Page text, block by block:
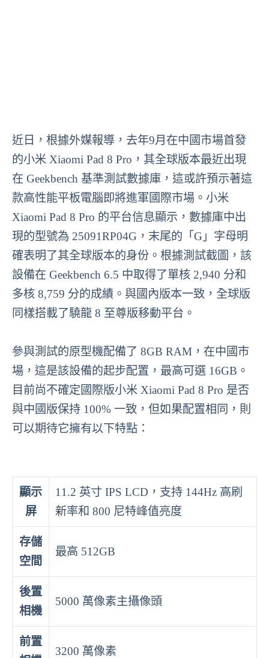
近日，根據外媒報導，去年9月在中國市場首發
的小米 Xiaomi Pad 8 Pro，其全球版本最近出現
在 Geekbench 基準測試數據庫，這或許預示著這
款高性能平板電腦即將進軍國際市場。小米
Xiaomi Pad 8 Pro 的平台信息顯示，數據庫中出
現的型號為 25091RP04G，末尾的「G」字母明
確表明了其全球版本的身份。根據測試截圖，該
設備在 Geekbench 6.5 中取得了單核 2,940 分和
多核 8,759 分的成績。與國內版本一致，全球版
同樣搭載了驍龍 8 至尊版移動平台。
參與測試的原型機配備了 8GB RAM，在中國市
場，這是該設備的起步配置，最高可選 16GB。
目前尚不確定國際版小米 Xiaomi Pad 8 Pro 是否
與中國版保持 100% 一致，但如果配置相同，則
可以期待它擁有以下特點：
顯示
屏
11.2 英寸 IPS LCD，支持 144Hz 高刷
新率和 800 尼特峰值亮度
存儲
空間
最高 512GB
後置
相機
5000 萬像素主攝像頭
前置
3200 萬像素